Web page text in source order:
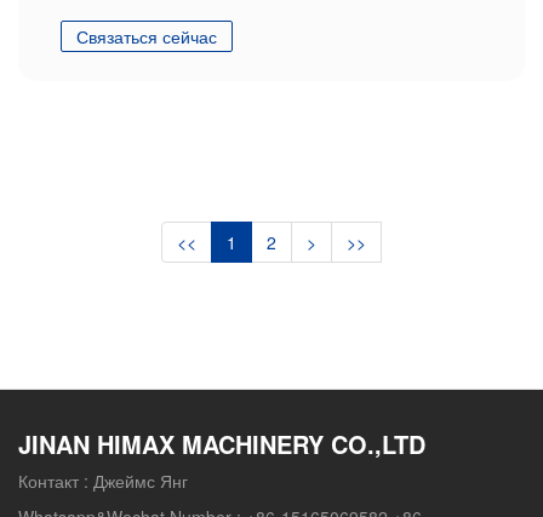
Связаться сейчас
<< 1 2 > >>
JINAN HIMAX MACHINERY CO.,LTD
Контакт : Джеймс Янг